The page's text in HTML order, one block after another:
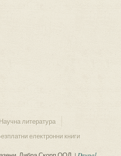
Научна литература
електронни книги